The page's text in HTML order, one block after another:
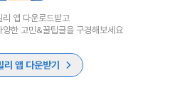
리 앱 다운로드받고
한 고민&꿀팁글을 구경해보세요
리 앱 다운받기